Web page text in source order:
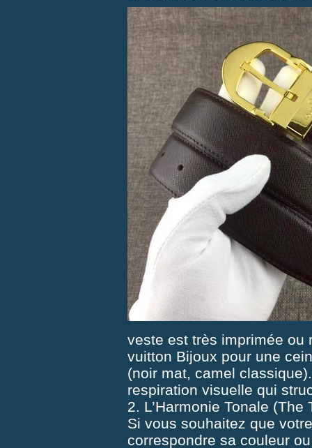
veste est très imprimée
vuitton Bijoux pour une
(noir mat, camel
respiration visuelle qui
2. L’Harmonie Tonale (The
Si vous souhaitez que
correspondre sa couleur